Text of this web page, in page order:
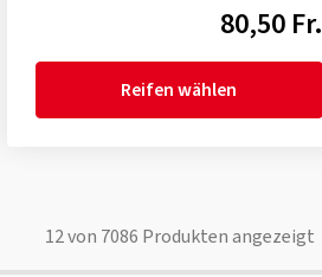
80,50 Fr.
Reifen wählen
12von 7086 Produkten angezeigt